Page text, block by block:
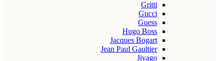
Gritti
Gucci
Guess
Hugo Boss
Jacques Bogart
Jean Paul Gaultier
Jivago